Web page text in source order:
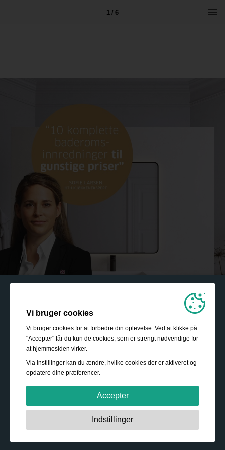
1 / 6
Vi bruger cookies
Vi bruger cookies for at forbedre din oplevelse. Ved at klikke på
"Accepter" får du kun de cookies, som er strengt nødvendige for
at hjemmesiden virker.
Via instillinger kan du ændre, hvilke cookies der er aktiveret og
opdatere dine præferencer.
Accepter
Strengt nødvendige:
Disse cookies er essentielle for at
sikre grundlæggende funktionalitet såsom navigation,
Indstillinger